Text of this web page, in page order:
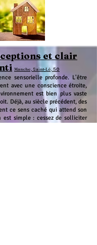
et clair
Manche, Saint-Lô, 50
sensorielle profonde. L'être
avec une conscience étroite,
est bien plus vaste
Déjà, au siècle précédent, des
ce sens caché qui attend son
est simple : cessez de solliciter